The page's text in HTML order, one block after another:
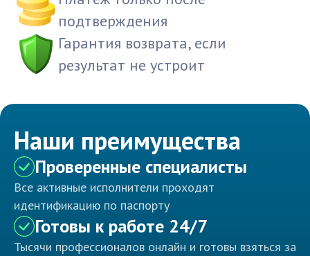
подтверждения
Гарантия возврата, если
результат не устроит
Наши преимущества
Проверенные специалисты
Все активные исполнители проходят
идентификацию по паспорту
Готовы к работе 24/7
Тысячи профессионалов онлайн и готовы взяться за